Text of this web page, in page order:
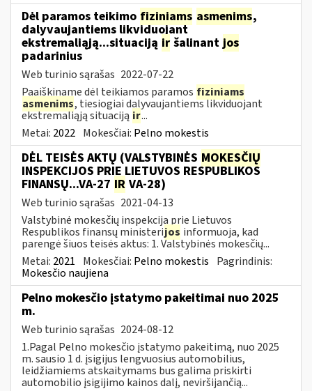
Dėl paramos teikimo fiziniams asmenims,
dalyvaujantiems likviduojant
ekstremaliąją...situaciją ir šalinant jos
padarinius
Web turinio sąrašas 2022-07-22
Paaiškiname dėl teikiamos paramos fiziniams
asmenims, tiesiogiai dalyvaujantiems likviduojant
ekstremaliąją situaciją ir...
Metai: 2022 Mokesčiai: Pelno mokestis
DĖL TEISĖS AKTŲ (VALSTYBINĖS MOKESČIŲ
INSPEKCIJOS PRIE LIETUVOS RESPUBLIKOS
FINANSŲ...VA-27 IR VA-28)
Web turinio sąrašas 2021-04-13
Valstybinė mokesčių inspekcija prie Lietuvos
Respublikos finansų ministerijos informuoja, kad
parengė šiuos teisės aktus: 1. Valstybinės mokesčių...
Metai: 2021 Mokesčiai: Pelno mokestis Pagrindinis:
Mokesčio naujiena
Pelno mokesčio įstatymo pakeitimai nuo 2025
m.
Web turinio sąrašas 2024-08-12
1.Pagal Pelno mokesčio įstatymo pakeitimą, nuo 2025
m. sausio 1 d. įsigijus lengvuosius automobilius,
leidžiamiems atskaitymams bus galima priskirti
automobilio įsigijimo kainos dalį, neviršijančią...